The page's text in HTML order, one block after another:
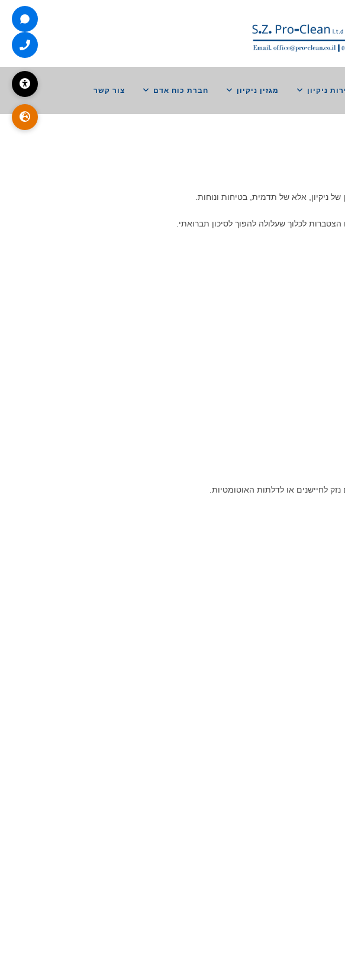
ניקיון מגזין ניקיון חברת כוח אדם צור קשר
ניקיון, אלא של תדמית, בטיחות ונוחות.
לכלוך שעלולה להפוך לסיכון תברואתי.
לחיישנים או לדלתות האוטומטיות.